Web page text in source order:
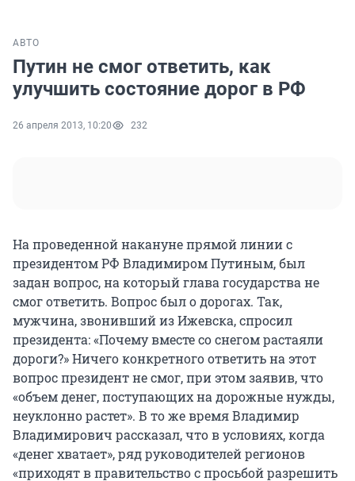
АВТО
Путин не смог ответить, как
улучшить состояние дорог в РФ
26 апреля 2013, 10:20 232
На проведенной накануне прямой линии с
президентом РФ Владимиром Путиным, был
задан вопрос, на который глава государства не
смог ответить. Вопрос был о дорогах. Так,
мужчина, звонивший из Ижевска, спросил
президента: «Почему вместе со снегом растаяли
дороги?» Ничего конкретного ответить на этот
вопрос президент не смог, при этом заявив, что
«объем денег, поступающих на дорожные нужды,
неуклонно растет». В то же время Владимир
Владимирович рассказал, что в условиях, когда
«денег хватает», ряд руководителей регионов
«приходят в правительство с просьбой разрешить